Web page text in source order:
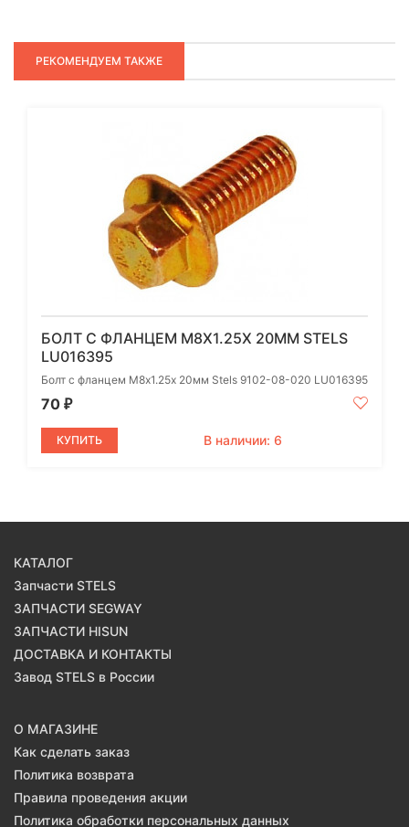
РЕКОМЕНДУЕМ ТАКЖЕ
БОЛТ С ФЛАНЦЕМ М8Х1.25Х 20ММ STELS
LU016395
Болт с фланцем М8х1.25х 20мм Stels 9102-08-020 LU016395
70 ₽
КУПИТЬ В наличии: 6
КАТАЛОГ
Запчасти STELS
ЗАПЧАСТИ SEGWAY
ЗАПЧАСТИ HISUN
ДОСТАВКА И КОНТАКТЫ
Завод STELS в России
О МАГАЗИНЕ
Как сделать заказ
Политика возврата
Правила проведения акции
Политика обработки персональных данных